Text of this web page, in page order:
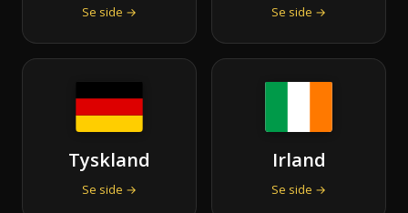
Se side → Se side →
Tyskland
Se side →
Irland
Se side →